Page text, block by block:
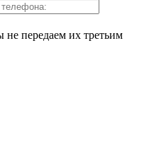
передаем их третьим